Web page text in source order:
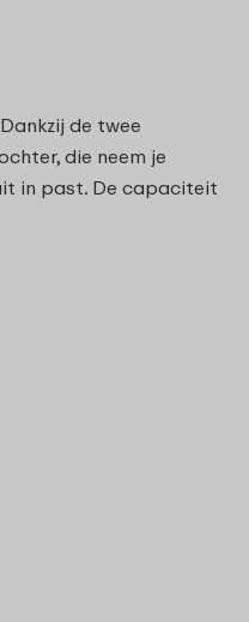
de twee
die neem je
in past. De capaciteit